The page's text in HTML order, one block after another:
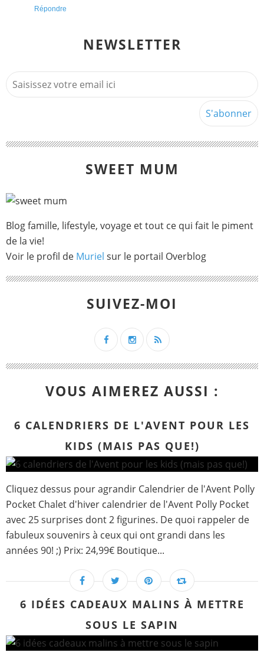
Répondre
NEWSLETTER
SWEET MUM
Blog famille, lifestyle, voyage et tout ce qui fait le piment
de la vie!
Voir le profil de Muriel sur le portail Overblog
SUIVEZ-MOI
VOUS AIMEREZ AUSSI :
6 CALENDRIERS DE L'AVENT POUR LES
KIDS (MAIS PAS QUE!)
Cliquez dessus pour agrandir Calendrier de l'Avent Polly
Pocket Chalet d'hiver calendrier de l'Avent Polly Pocket
avec 25 surprises dont 2 figurines. De quoi rappeler de
fabuleux souvenirs à ceux qui ont grandi dans les
années 90! ;) Prix: 24,99€ Boutique...
6 IDÉES CADEAUX MALINS À METTRE
SOUS LE SAPIN